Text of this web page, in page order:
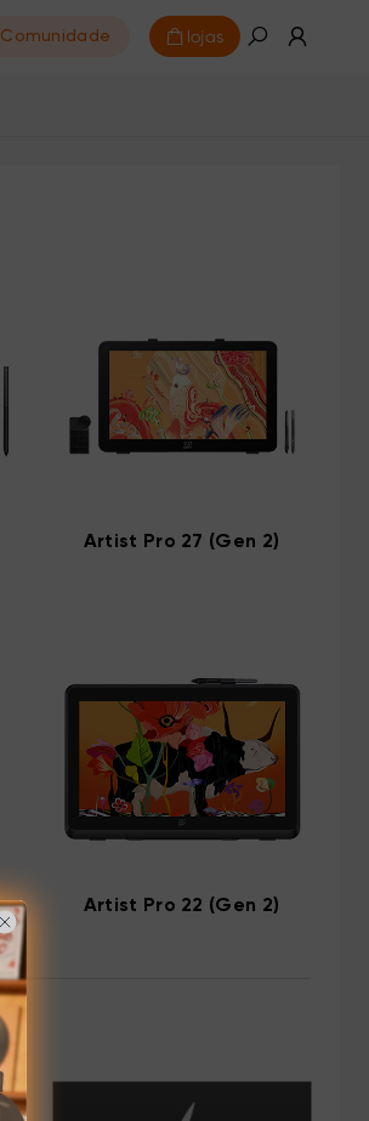
Comunidade lojas
Artist Pro 27 (Gen 2)
Artist Pro 22 (Gen 2)